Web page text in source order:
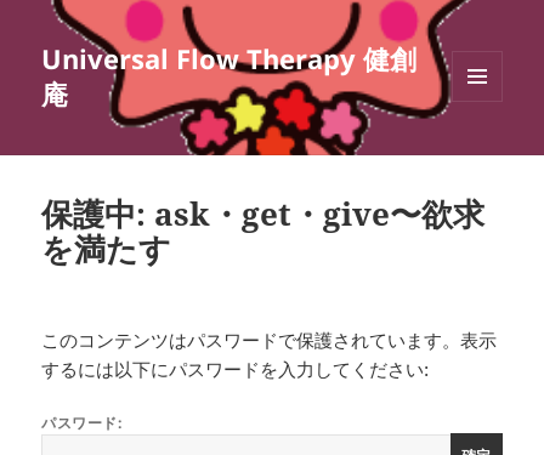
Universal Flow Therapy 健創
庵
ィジェ
保護中: ask・get・give〜欲求
を満たす
このコンテンツはパスワードで保護されています。表示
するには以下にパスワードを入力してください:
パスワード: